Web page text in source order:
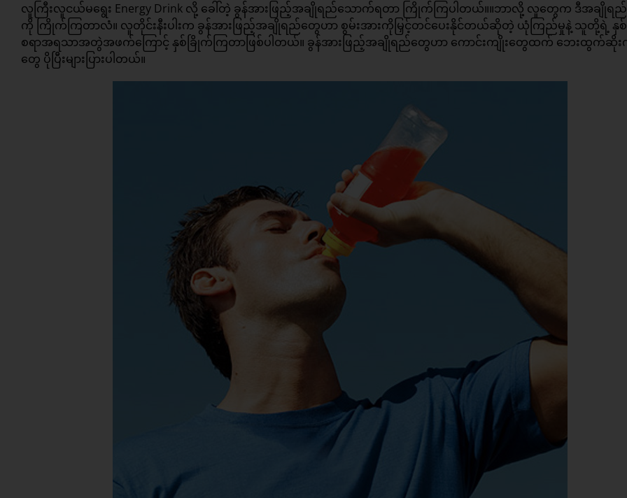
လူကြီးလူငယ်မရွေး Energy Drink လို့ ခေါ်တဲ့ ခွန်အားဖြည့်အချိုရည်သောက်ရတာ ကြိုက်ကြပါတယ်။။ဘာလို့ လူတွေက ဒီအချိုရ
ကို ကြိုက်ကြတာလံ။ လူတိုင်းနီးပါးက ခွန်အားဖြည့်အချိုရည်တွေဟာ စွမ်းအားကိုမြှင့်တင်ပေးနိုင်တယ်ဆိုတဲ့ ယုံကြည်မှုနဲ့ သူတို့ရဲ့
စရာအရသာအတွဲအဖက်ကြောင့် နှစ်ခြိုက်ကြတာဖြစ်ပါတယ်။ ခွန်အားဖြည့်အချိုရည်တွေဟာ ကောင်းကျိုးတွေထက် ဘေးထွက်ဆိုး
တွေ ပိုပြီးများပြားပါတယ်။